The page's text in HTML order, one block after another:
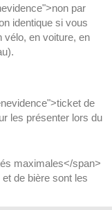
par
identique si vous
vélo, en voiture, en
de
les présenter lors du
maximales</span>
de bière sont les